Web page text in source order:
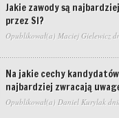
Jakie zawody są
przez SI?
Opublikował(a) Maciej Gielewicz
Na jakie cechy
najbardziej zwracają
Opublikował(a) Daniel Kurylak